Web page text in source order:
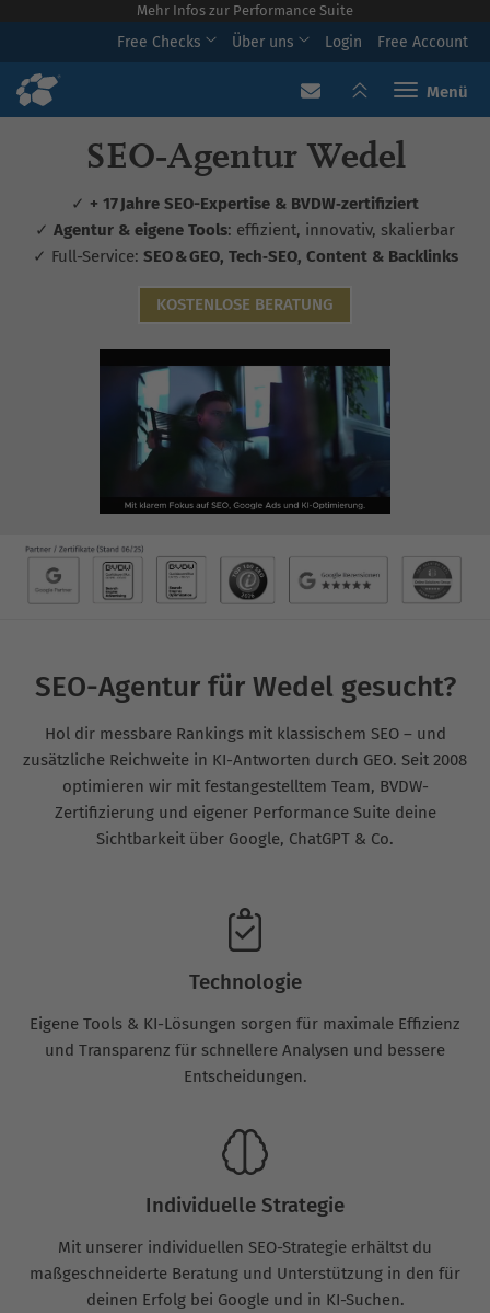
Mehr Infos zur Performance Suite
Free Checks Über uns Login Free Account
Toggle
SEO‑Agentur Wedel
✓ + 17 Jahre SEO-Expertise & BVDW‑zertifiziert
✓ Agentur & eigene Tools: effizient, innovativ, skalierbar
✓ Full-Service: SEO & GEO, Tech‑SEO, Content & Backlinks
KOSTENLOSE BERATUNG
SEO-Agentur für Wedel gesucht?
Hol dir messbare Rankings mit klassischem SEO – und
zusätzliche Reichweite in KI-Antworten durch GEO. Seit 2008
optimieren wir mit festangestelltem Team, BVDW-
Zertifizierung und eigener Performance Suite deine
Sichtbarkeit über Google, ChatGPT & Co.
Technologie
Eigene Tools & KI-Lösungen sorgen für maximale Effizienz
und Transparenz für schnellere Analysen und bessere
Entscheidungen.
Individuelle Strategie
Mit unserer individuellen SEO-Strategie erhältst du
maßgeschneiderte Beratung und Unterstützung in den für
deinen Erfolg bei Google und in KI-Suchen.